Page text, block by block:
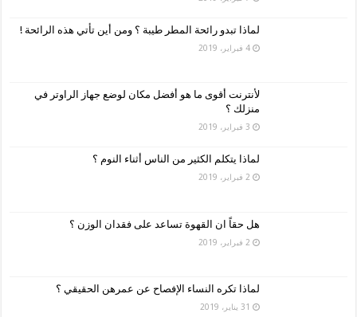
لماذا تبدو رائحة المطر طيبة ؟ ومن أين تأتي هذه الرائحة !
4 فبراير، 2019
لأنترنت أقوى ما هو أفضل مكان لوضع جهاز الراوتر في
منزلك ؟
3 فبراير، 2019
لماذا يتكلم الكثير من الناس أثناء النوم ؟
2 فبراير، 2019
هل حقاً ان القهوة تساعد على فقدان الوزن ؟
2 فبراير، 2019
لماذا تكره النساء الإفصاح عن عمرهن الحقيقي ؟
31 يناير، 2019